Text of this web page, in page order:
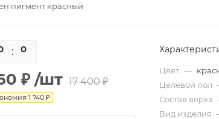
пигмент красный
0
₽ /шт 17 400 ₽
1 740 ₽
Цвет —
Целевой пол
Состав верха
Вид изделия